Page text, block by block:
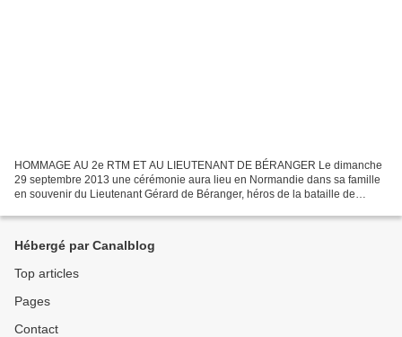
HOMMAGE AU 2e RTM ET AU LIEUTENANT DE BÉRANGER Le dimanche
29 septembre 2013 une cérémonie aura lieu en Normandie dans sa famille
en souvenir du Lieutenant Gérard de Béranger, héros de la bataille de
Hébergé par Canalblog
Top articles
Pages
Contact